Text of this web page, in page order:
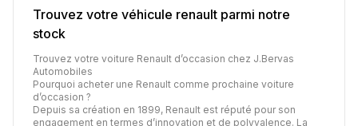
Trouvez votre véhicule renault parmi notre
stock
Trouvez votre voiture Renault d’occasion chez J.Bervas
Automobiles
Pourquoi acheter une Renault comme prochaine voiture
d’occasion ?
Depuis sa création en 1899, Renault est réputé pour son
engagement en termes d’innovation et de polyvalence. La